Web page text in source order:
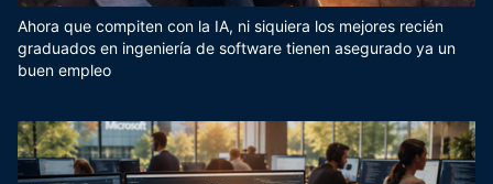
Ahora que compiten con la IA, ni siquiera los mejores recién
graduados en ingeniería de software tienen asegurado ya un
buen empleo